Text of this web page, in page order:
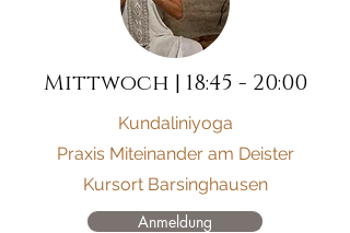
Mittwoch | 18:45 - 20:00
Kundaliniyoga
Praxis Miteinander am Deister
Kursort Barsinghausen
Anmeldung